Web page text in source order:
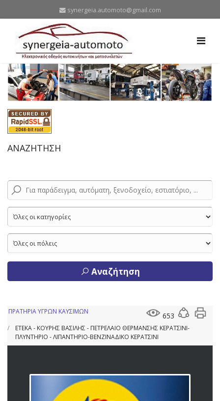
synergeia.automoto@gmail.com
ΑΝΑΖΗΤΗΣΗ
Αναζήτηση
653
ΠΡΑΤΗΡΙΑ ΥΓΡΩΝ ΚΑΥΣΙΜΩΝ
ΕΤΕΚΑ - ΚΟΥΡΗΣ ΒΑΣΙΛΗΣ - ΠΕΤΡΕΛΑΙΟ ΘΕΡΜΑΝΣΗΣ ΚΕΡΑΤΣΙΝΙ-
ΠΛΥΝΤΗΡΙΟ - ΛΙΠΑΝΤΗΡΙΟ-ΒΕΝΖΙΝΑΔΙΚΟ ΚΕΡΑΤΣΙΝΙ